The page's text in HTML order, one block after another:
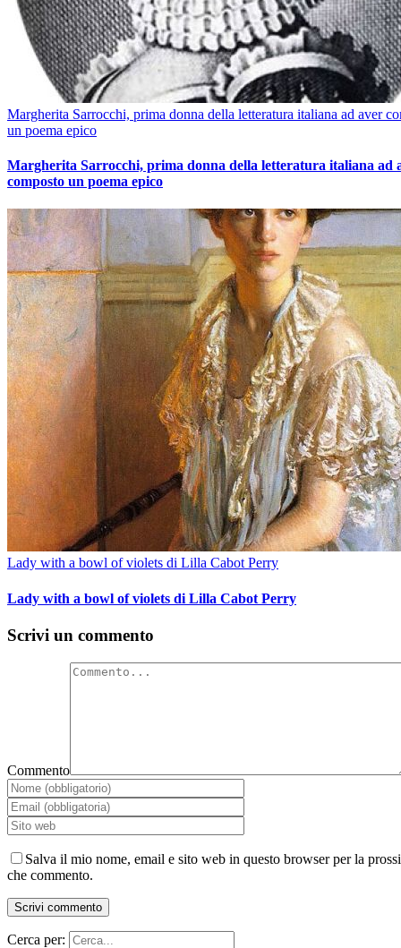
Margherita Sarrocchi, prima donna della letteratura italiana ad aver
un poema epico
Margherita Sarrocchi, prima donna della letteratura italiana ad
composto un poema epico
Lady with a bowl of violets di Lilla Cabot Perry
Lady with a bowl of violets di Lilla Cabot Perry
Scrivi un commento
Commento
Salva il mio nome, email e sito web in questo browser per la
che commento.
Cerca per: